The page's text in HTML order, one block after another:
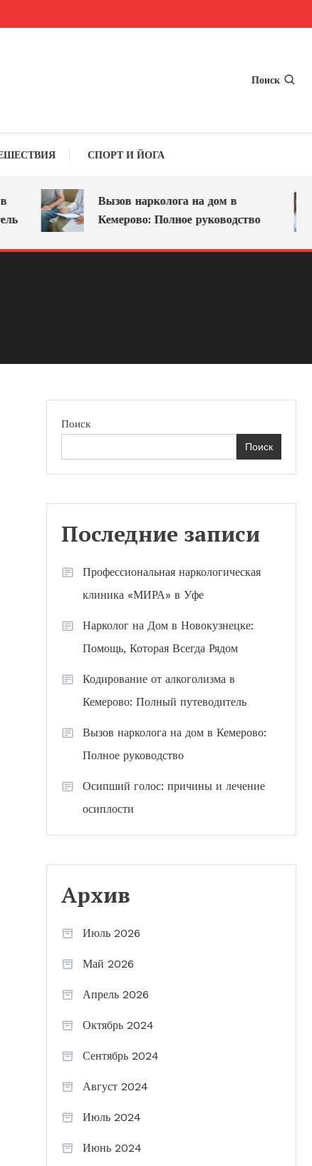
Поиск
СПОРТ И ЙОГА
Вызов нарколога на дом в
Кемерово: Полное руководство
Поиск
Поиск
Последние записи
Профессиональная наркологическая
клиника «МИРА» в Уфе
Нарколог на Дом в Новокузнецке:
Помощь, Которая Всегда Рядом
Кодирование от алкоголизма в
Кемерово: Полный путеводитель
Вызов нарколога на дом в Кемерово:
Полное руководство
Осипший голос: причины и лечение
осиплости
Архив
Июль 2026
Май 2026
Апрель 2026
Октябрь 2024
Сентябрь 2024
Август 2024
Июль 2024
Июнь 2024